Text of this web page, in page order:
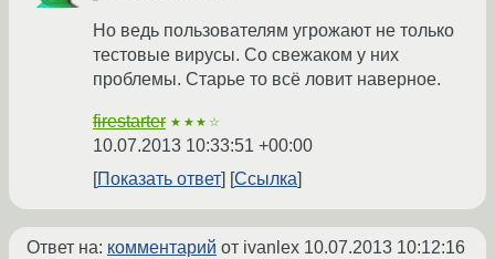
Но ведь пользователям угрожают не только
тестовые вирусы. Со свежаком у них
проблемы. Старье то всё ловит наверное.
firestarter ★★★☆
10.07.2013 10:33:51 +00:00
Показать ответ
Ссылка
Ответ на: комментарий от ivanlex 10.07.2013 10:12:16